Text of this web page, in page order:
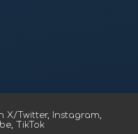
X/Twitter, Instagram,
, TikTok